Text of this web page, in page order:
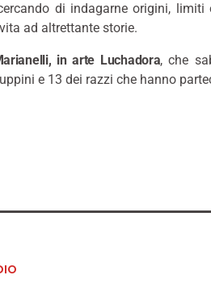
di indagarne origini,
ad altrettante storie.
in arte Luchadora, che
e 13 dei razzi che hanno